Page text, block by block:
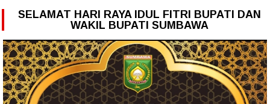
SELAMAT HARI RAYA IDUL FITRI BUPATI DAN
WAKIL BUPATI SUMBAWA